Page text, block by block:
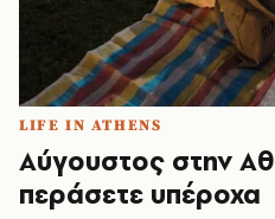
LIFE IN ATHENS
Αύγουστος στην
περάσετε υπέροχα